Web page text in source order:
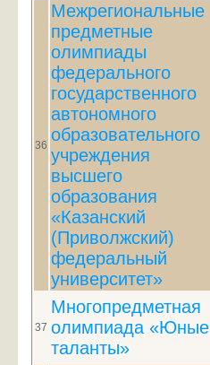
36
Межрегиональные
предметные
олимпиады
федерального
государственного
автономного
образовательного
учреждения
высшего
образования
«Казанский
(Приволжский)
федеральный
университет»
37
Многопредметная
олимпиада «Юные
таланты»